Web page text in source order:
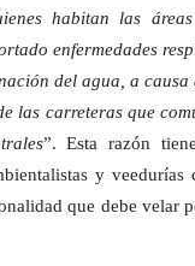
habitan las
enfermedades
del agua, a causa
las carreteras que
”. Esta razón
y
que debe velar